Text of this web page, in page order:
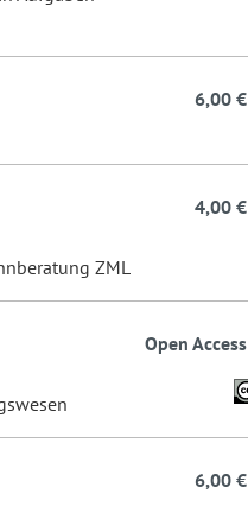
6,00 €
ZML
4,00 €
Open Access
6,00 €